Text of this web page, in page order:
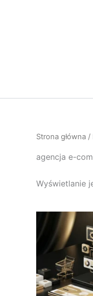
Strona główna /
agencja e-
Wyświetlanie